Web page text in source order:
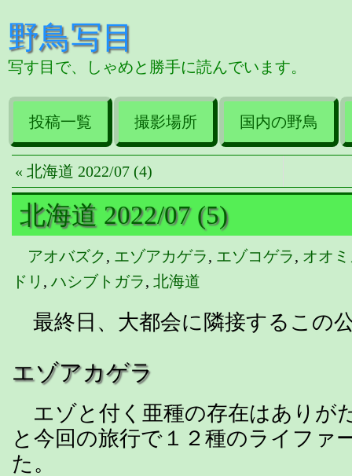
野鳥写目
写す目で、しゃめと勝手に読んでいます。
投稿一覧 撮影場所 国内の野鳥
« 北海道 2022/07 (4)
北海道 2022/07 (5)
アオバズク, エゾアカゲラ, エゾコゲラ, オオ
ドリ , ハシブトガラ, 北海道
最終日、大都会に隣接するこの
エゾアカゲラ
エゾと付く亜種の存在はありが
と今回の旅行で１２種のライファ
た。